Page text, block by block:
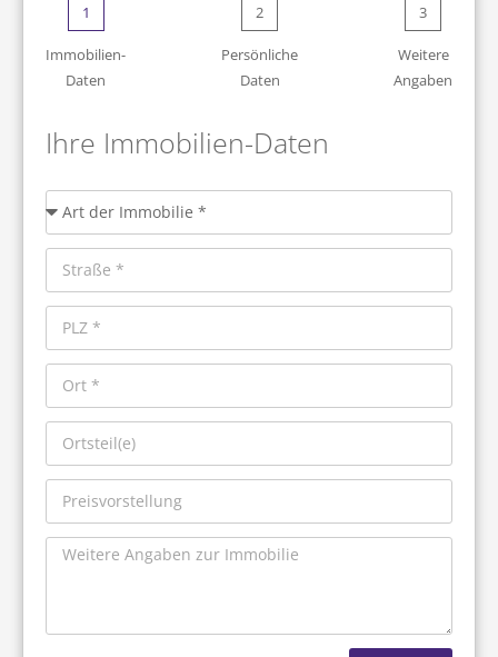
1
Immobilien-
Daten
2
Persönliche
Daten
3
Weitere
Angaben
Ihre Immobilien-Daten